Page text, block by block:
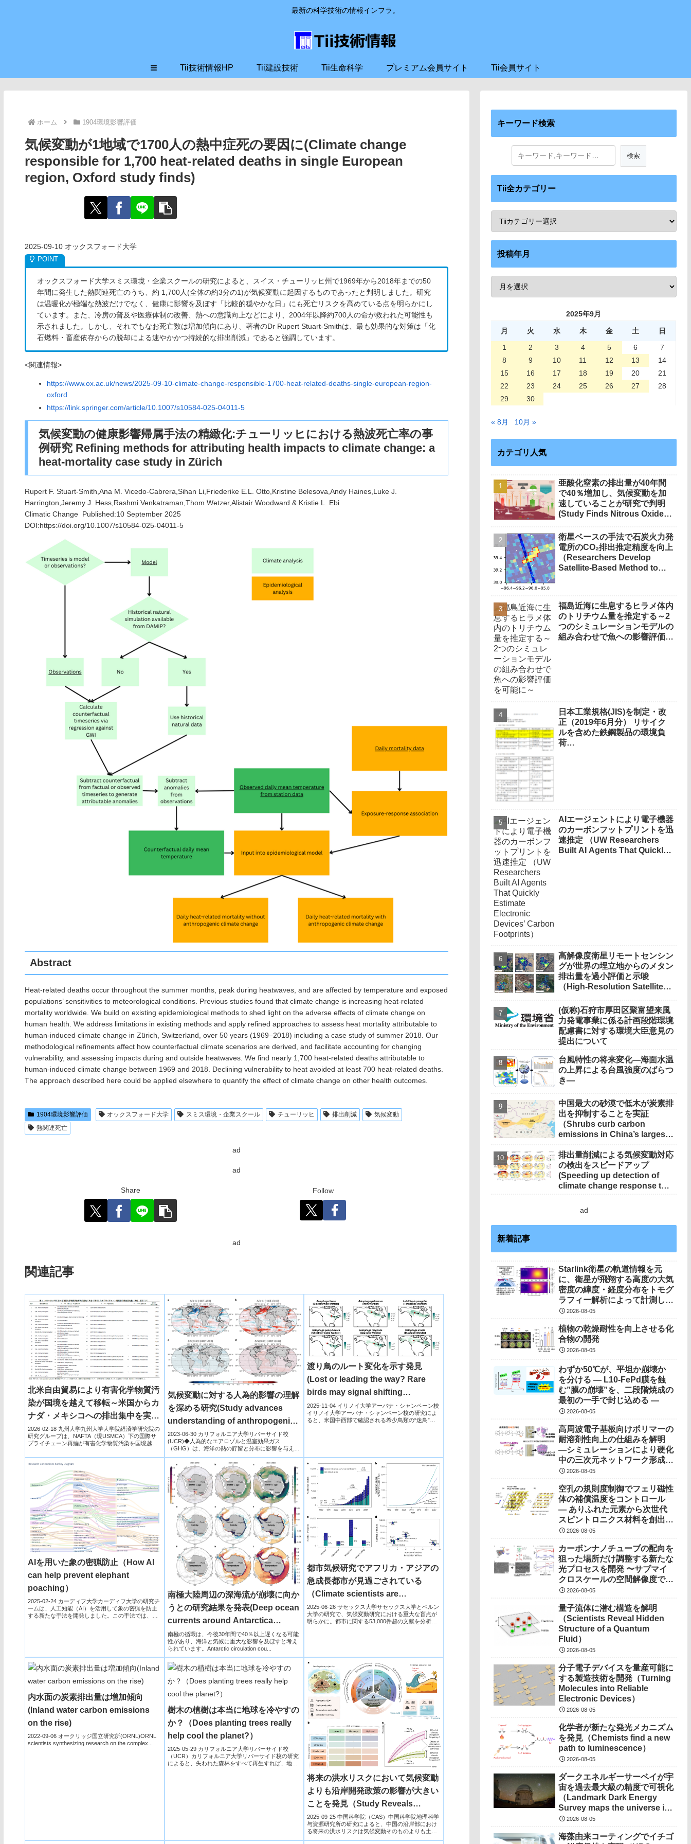
最新の科学技術の情報インフラ。
≡ Tii技術情報HP Tii建設技術 Tii生命科学 プレミアム会員サイト Tii会員サイト
ホーム 1904環境影響評価
気候変動が1地域で1700人の熱中症死の要因に(Climate change
responsible for 1,700 heat-related deaths in single European
region, Oxford study finds)
2025-09-10 オックスフォード大学
オックスフォード大学スミス環境・企業スクールの研究によると、スイス・チューリッヒ州で1969年から2018年までの50
年間に発生した熱関連死亡のうち、約 1,700人(全体の約3分の1)が気候変動に起因するものであったと判明しました。研究
は温暖化が極端な熱波だけでなく、健康に影響を及ぼす「比較的穏やかな日」にも死亡リスクを高めている点を明らかにし
ています。また、冷房の普及や医療体制の改善、熱への意識向上などにより、2004年以降約700人の命が救われた可能性も
示されました。しかし、それでもなお死亡数は増加傾向にあり、著者のDr Rupert Stuart-Smithは、最も効果的な対策は「化
石燃料・畜産依存からの脱却による速やかかつ持続的な排出削減」であると強調しています。
<関連情報>
https://www.ox.ac.uk/news/2025-09-10-climate-change-responsible-1700-heat-related-deaths-single-european-region-
oxford
https://link.springer.com/article/10.1007/s10584-025-04011-5
気候変動の健康影響帰属手法の精緻化:チューリッヒにおける熱波死亡率の事
例研究 Refining methods for attributing health impacts to climate change: a
heat-mortality case study in Zürich
Rupert F. Stuart-Smith,Ana M. Vicedo-Cabrera,Sihan Li,Friederike E.L. Otto,Kristine Belesova,Andy Haines,Luke J.
Harrington,Jeremy J. Hess,Rashmi Venkatraman,Thom Wetzer,Alistair Woodward & Kristie L. Ebi
Climatic Change Published:10 September 2025
DOI:https://doi.org/10.1007/s10584-025-04011-5
Abstract
Heat-related deaths occur throughout the summer months, peak during heatwaves, and are affected by temperature and exposed
populations’ sensitivities to meteorological conditions. Previous studies found that climate change is increasing heat-related
mortality worldwide. We build on existing epidemiological methods to shed light on the adverse effects of climate change on
human health. We address limitations in existing methods and apply refined approaches to assess heat mortality attributable to
human-induced climate change in Zürich, Switzerland, over 50 years (1969–2018) including a case study of summer 2018. Our
methodological refinements affect how counterfactual climate scenarios are derived, and facilitate accounting for changing
vulnerability, and assessing impacts during and outside heatwaves. We find nearly 1,700 heat-related deaths attributable to
human-induced climate change between 1969 and 2018. Declining vulnerability to heat avoided at least 700 heat-related deaths.
The approach described here could be applied elsewhere to quantify the effect of climate change on other health outcomes.
1904環境影響評価 オックスフォード大学 スミス環境・企業スクール チューリッヒ 排出削減
気候変動
熱関連死亡
ad
ad
Share Follow
ad
関連記事
北米自由貿易により有害化学物質汚
染が国境を越えて移転～米国からカ
ナダ・メキシコへの排出集中を実証
～
2026-02-18 九州大学九州大学大学院経済学研究院の
研究グループは、NAFTA（現USMCA）下の国際サ
プライチェーン再編が有害化学物質汚染を国境越え
気候変動に対する人為的影響の理解
を深める研究(Study advances
understanding of anthropogenic
effects on climate change)
2023-06-30 カリフォルニア大学リバーサイド校
(UCR)◆人為的なエアロゾルと温室効果ガス
（GHG）は、海洋の熱の貯留と分布に影響を与えて
渡り鳥のルート変化を示す発見
(Lost or leading the way? Rare
birds may signal shifting
migration routes)
2025-11-04 イリノイ大学アーバナ・シャンペーン校
イリノイ大学アーバナ・シャンペーン校の研究によ
ると、米国中西部で確認される希少鳥類の“迷鳥”出
AIを用いた象の密猟防止（How AI
can help prevent elephant
poaching）
2025-02-24 カーディフ大学カーディフ大学の研究チ
ームは、人工知能（AI）を活用して象の密猟を防止
する新たな手法を開発しました。この手法では、AI
南極大陸周辺の深海流が崩壊に向か
うとの研究結果を発表(Deep ocean
currents around Antarctica
headed for collapse, study finds)
南極の循環は、今後30年間で40％以上遅くなる可能
性があり、海洋と気候に重大な影響を及ぼすと考え
られています。Antarctic circulation cou...
都市気候研究でアフリカ・アジアの
急成長都市が見過ごされている
（Climate scientists are
overlooking fast-growing cities in
Africa and Asia）
2025-06-26 サセックス大学サセックス大学とベルン
大学の研究で、気候変動研究における重大な盲点が
明らかに。都市に関する53,000件超の文献を分析し
内水面の炭素排出量は増加傾向
(Inland water carbon emissions
on the rise)
2022-09-06 オークリッジ国立研究所(ORNL)ORNL
scientists synthesizing research on the complex...
樹木の植樹は本当に地球を冷やすの
か？（Does planting trees really
help cool the planet?）
2025-05-29 カリフォルニア大学リバーサイド校
（UCR）カリフォルニア大学リバーサイド校の研究
によると、失われた森林をすべて再生すれば、地球
将来の洪水リスクにおいて気候変動
よりも沿岸開発政策の影響が大きい
ことを発見（Study Reveals
China’s Coastal Land
Development Policies May
Outweigh Climate Change in
2025-09-25 中国科学院（CAS）中国科学院地理科学
与資源研究所の研究によると、中国の沿岸部におけ
る将来の洪水リスクは気候変動そのものよりも土地
キーワード検索
Tii全カテゴリー
投稿年月
2025年9月
月 火 水 木 金 土
日
1
2 3 4 5 6
7
8
9 10 11 12 13
14
15
16 17 18 19 20
21
22
23 24 25 26 27
28
29
30
« 8月 10月 »
カテゴリ人気
亜酸化窒素の排出量が40年間
で40％増加し、気候変動を加
速していることが研究で判明
(Study Finds Nitrous Oxide
Years, Accelerating Climate
Change)
衛星ベースの手法で石炭火力発
電所のCO₂排出推定精度を向上
（Researchers Develop
Satellite-Based Method to
福島近海に生息するヒラメ体内
のトリチウム量を推定する～2
つのシミュレーションモデルの
組み合わせで魚への影響評価を
日本工業規格(JIS)を制定・改
正（2019年6月分） リサイク
ルを含めた鉄鋼製品の環境負
荷…
AIエージェントにより電子機器
のカーボンフットプリントを迅
速推定 （UW Researchers
Built AI Agents That Quickly
高解像度衛星リモートセンシン
グが世界の埋立地からのメタン
排出量を過小評価と示唆
（High-Resolution Satellite
Underestimated Methane
Emissions from Global
Landfills）
(仮称)石狩市厚田区聚富望来風
力発電事業に係る計画段階環境
配慮書に対する環境大臣意見の
提出について
台風特性の将来変化―海面水温
の上昇による台風強度のばらつ
き―
中国最大の砂漠で低木が炭素排
出を抑制することを実証
（Shrubs curb carbon
emissions in China’s largest
排出量削減による気候変動対応
の検出をスピードアップ
(Speeding up detection of
climate change response to
ad
新着記事
Starlink衛星の軌道情報を元
に、衛星が飛翔する高度の大気
密度の緯度・経度分布をトモグ
ラフィー解析によって計測しま
した（世界初の成果）
2026-08-05
植物の乾燥耐性を向上させる化
合物の開発
2026-08-05
わずか50℃が、平坦か崩壊か
を分ける ― L10-FePd膜を蝕
む”膜の崩壊”を、二段階焼成の
最初の一手で封じ込める ―
2026-08-05
高周波電子基板向けポリマーの
耐溶剤性向上の仕組みを解明
―シミュレーションにより硬化
中の三次元ネットワーク形成過
程を可視化―
2026-08-05
空孔の規則度制御でフェリ磁性
体の補償温度をコントロール
― ありふれた元素から次世代
スピントロニクス材料を創出！
―2026-08-05
カーボンナノチューブの配向を
狙った場所だけ調整する新たな
光プロセスを開発 〜サブマイ
クロスケールの空間解像度で局
所制御、次世代半導体デバイス
2026-08-05
量子流体に潜む構造を解明
（Scientists Reveal Hidden
Structure of a Quantum
Fluid）
2026-08-05
分子電子デバイスを量産可能に
する製造技術を開発（Turning
Molecules into Reliable
Electronic Devices）
2026-08-05
化学者が新たな発光メカニズム
を発見（Chemists find a new
path to luminescence）
2026-08-05
ダークエネルギーサーベイが宇
宙を過去最大級の精度で可視化
（Landmark Dark Energy
Survey maps the universe in
unprecedented detail）
2026-08-05
海藻由来コーティングでイチゴ